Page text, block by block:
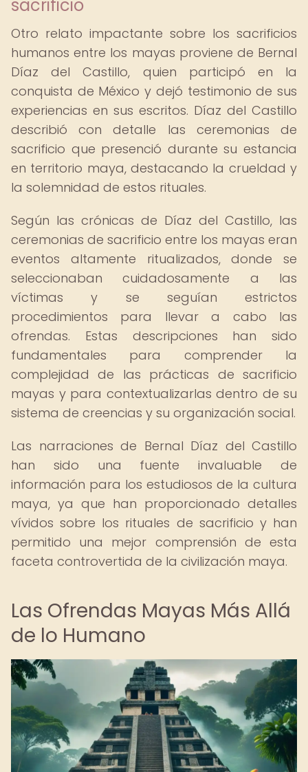
sacrificio
Otro relato impactante sobre los sacrificios
humanos entre los mayas proviene de Bernal
Díaz del Castillo, quien participó en la
conquista de México y dejó testimonio de sus
experiencias en sus escritos. Díaz del Castillo
describió con detalle las ceremonias de
sacrificio que presenció durante su estancia
en territorio maya, destacando la crueldad y
la solemnidad de estos rituales.
Según las crónicas de Díaz del Castillo, las
ceremonias de sacrificio entre los mayas eran
eventos altamente ritualizados, donde se
seleccionaban cuidadosamente a las
víctimas y se seguían estrictos
procedimientos para llevar a cabo las
ofrendas. Estas descripciones han sido
fundamentales para comprender la
complejidad de las prácticas de sacrificio
mayas y para contextualizarlas dentro de su
sistema de creencias y su organización social.
Las narraciones de Bernal Díaz del Castillo
han sido una fuente invaluable de
información para los estudiosos de la cultura
maya, ya que han proporcionado detalles
vívidos sobre los rituales de sacrificio y han
permitido una mejor comprensión de esta
faceta controvertida de la civilización maya.
Las Ofrendas Mayas Más Allá
de lo Humano